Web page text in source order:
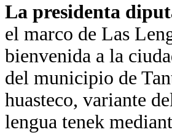
La presidenta
el marco de Las
bienvenida a la
del municipio de
huasteco, variante
lengua tenek